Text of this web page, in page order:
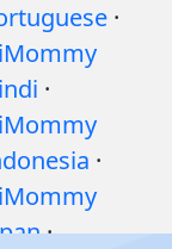
·
·
·
·